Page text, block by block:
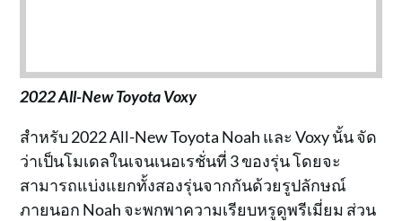
2022 All-New Toyota Voxy
สำหรับ 2022 All-New Toyota Noah และ Voxy นั้น จัด
ว่าเป็นโมเดลในเจนเนอเรชั่นที่ 3 ของรุ่น โดยจะ
สามารถแบ่งแยกทั้งสองรุ่นจากกันด้วยรูปลักษณ์
ภายนอก Noah จะพกพาความเรียบหรูดูพรีเมี่ยม ส่วน